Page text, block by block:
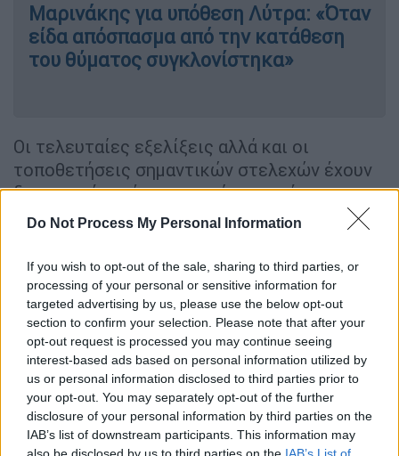
Do Not Process My Personal Information
If you wish to opt-out of the sale, sharing to third parties, or
processing of your personal or sensitive information for
targeted advertising by us, please use the below opt-out
section to confirm your selection. Please note that after your
opt-out request is processed you may continue seeing
interest-based ads based on personal information utilized by
us or personal information disclosed to third parties prior to
your opt-out. You may separately opt-out of the further
disclosure of your personal information by third parties on the
IAB’s list of downstream participants. This information may
also be disclosed by us to third parties on the IAB’s List of
Μαρινάκης για υπόθεση Λύτρα: «Όταν
είδα απόσπασμα από την κατάθεση
του θύματος συγκλονίστηκα»
Οι τελευταίες εξελίξεις αλλά και οι
τοποθετήσεις σημαντικών στελεχών έχουν
δημιουργήσει ένα σκηνικό ανοιχτής
αμφισβήτησης της και αναμένεται να είναι
διευρυμένη συνεδρίαση του πολιτικού
συμβουλίου όπου θα συμμετέχει και η
κοινοβουλευτική ομάδα τουΠΑΣΟΚ.
video